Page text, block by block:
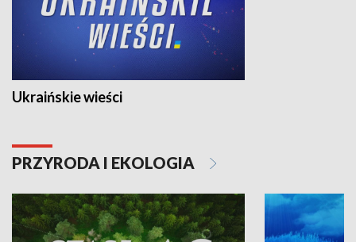
Ukraińskie wieści
PRZYRODA I EKOLOGIA